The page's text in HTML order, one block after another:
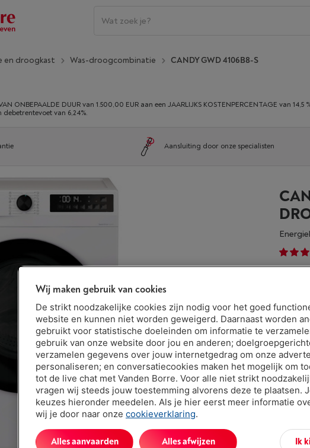
en droogkast Was-droogcombinatie CANDY GWD 4106B8-S
ONBEPAALDE DUUR van 1.500,00 EUR aan een JAARLIJKS KOSTENPERCENTAGE van
debetrentevoet van 6,24%.
Aansluiting door onze specialisten
€
Of
Wij maken gebruik van cookies
De strikt noodzakelijke cookies zijn nodig voor het goed
website en kunnen niet worden geweigerd. Daarnaast worden
gebruikt voor statistische doeleinden om informatie te
gebruik van onze website door jou en anderen;
verzamelen gegevens over jouw internetgedrag om onze
personaliseren; en conversatiecookies maken het mogelijk om
tot de live chat met Vanden Borre. Voor alle niet strikt
vragen wij steeds jouw toestemming alvorens deze te plaatsen.
keuzes hieronder meedelen. Als je hier eerst meer informatie
wij je door naar onze cookieverklaring.
Ik
Alles afwijzen
Alles aanvaarden